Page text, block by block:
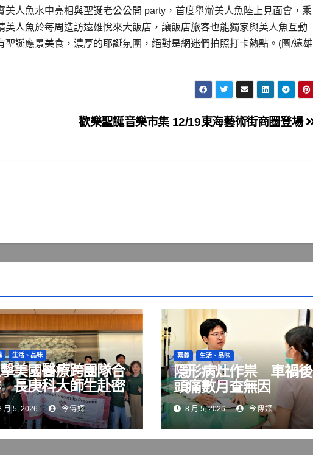
人魚水中亮相與聖誕老公公開 party，首度舉辦美人魚陸上見面會，乘
人魚於每周造訪遠雄悅來大飯店，讓飯店旅客也能獨家與美人魚互動
誕應景美食，濃厚的耶誕氛圍，絕對是網迷們拍照打卡熱點。(圖/遠雄
歡樂聖誕音樂市集 12/19東海藝術街商圈登場
生活、品味
美國醫療跨團隊合
長庚科大師生赴密
實習
月 5, 2026 今傳媒
嘉義 生活、品味
隱形病灶作祟 車禍後
頭痛數月查無因
8 月 5, 2026 今傳媒